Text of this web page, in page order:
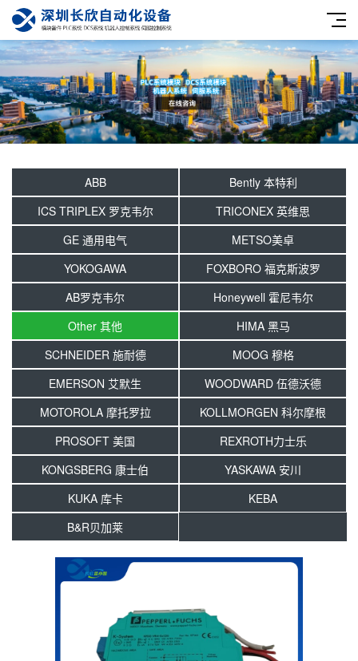
ABB
Bently 本特利
ICS TRIPLEX 罗克韦尔
TRICONEX 英维思
GE 通用电气
METSO美卓
YOKOGAWA
FOXBORO 福克斯波罗
AB罗克韦尔
Honeywell 霍尼韦尔
Other 其他
HIMA 黑马
SCHNEIDER 施耐德
MOOG 穆格
EMERSON 艾默生
WOODWARD 伍德沃德
MOTOROLA 摩托罗拉
KOLLMORGEN 科尔摩根
PROSOFT 美国
REXROTH力士乐
KONGSBERG 康士伯
YASKAWA 安川
KUKA 库卡
KEBA
B&R贝加莱